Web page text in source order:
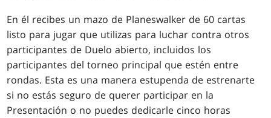
En él recibes un mazo de Planeswalker de 60 cartas
listo para jugar que utilizas para luchar contra otros
participantes de Duelo abierto, incluidos los
participantes del torneo principal que estén entre
rondas. Esta es una manera estupenda de estrenarte
si no estás seguro de querer participar en la
Presentación o no puedes dedicarle cinco horas